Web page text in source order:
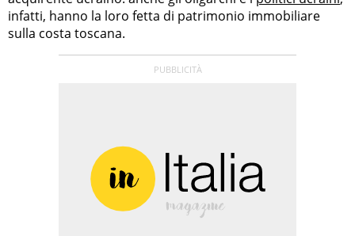
infatti, hanno la loro fetta di patrimonio immobiliare
sulla costa toscana.